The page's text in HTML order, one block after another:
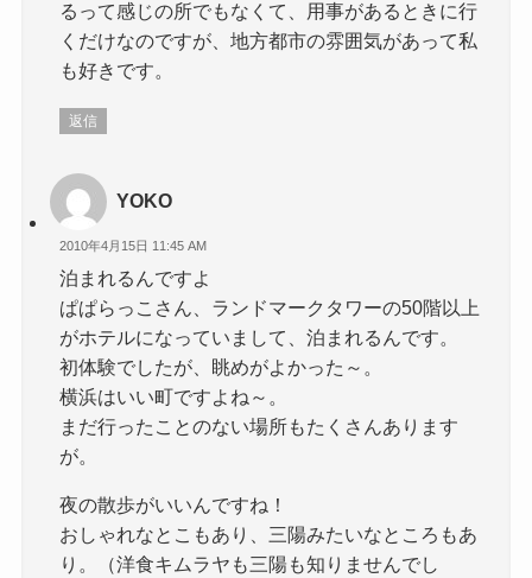
るって感じの所でもなくて、用事があるときに行
くだけなのですが、地方都市の雰囲気があって私
も好きです。
返信
YOKO
2010年4月15日 11:45 AM
泊まれるんですよ
ぱぱらっこさん、ランドマークタワーの50階以上
がホテルになっていまして、泊まれるんです。
初体験でしたが、眺めがよかった～。
横浜はいい町ですよね～。
まだ行ったことのない場所もたくさんあります
が。
夜の散歩がいいんですね！
おしゃれなとこもあり、三陽みたいなところもあ
り。（洋食キムラヤも三陽も知りませんでし